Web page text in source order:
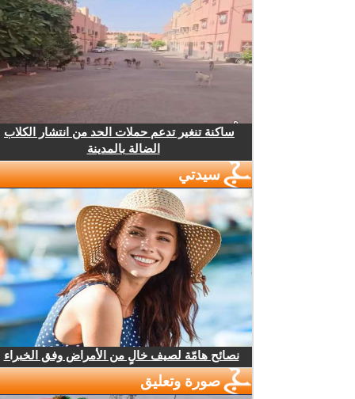
ساكنة تنغير تدعم حملات الحد من انتشار الكلاب
الضالة بالمدينة
سيدتي
نصائح هامّة لصيف خالٍ من الأمراض وفق الخبراء
صورة وتعليق